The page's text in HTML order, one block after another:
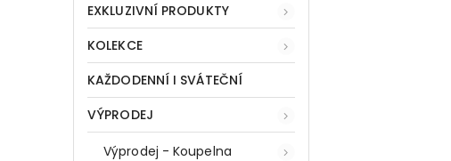
EXKLUZIVNÍ PRODUKTY
KOLEKCE
KAŽDODENNÍ I SVÁTEČNÍ
VÝPRODEJ
Výprodej - Koupelna